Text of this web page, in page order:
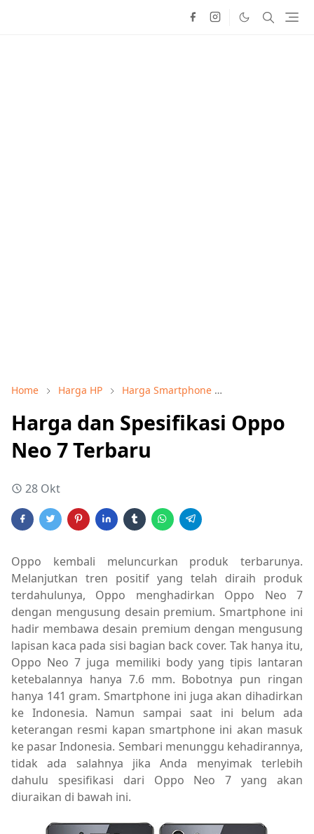
Home Harga HP Harga Smartphone
Harga dan Spesifikasi Oppo
Neo 7 Terbaru
28 Okt
Oppo kembali meluncurkan produk terbarunya.
Melanjutkan tren positif yang telah diraih produk
terdahulunya, Oppo menghadirkan Oppo Neo 7
dengan mengusung desain premium. Smartphone ini
hadir membawa desain premium dengan mengusung
lapisan kaca pada sisi bagian back cover. Tak hanya itu,
Oppo Neo 7 juga memiliki body yang tipis lantaran
ketebalannya hanya 7.6 mm. Bobotnya pun ringan
hanya 141 gram. Smartphone ini juga akan dihadirkan
ke Indonesia. Namun sampai saat ini belum ada
keterangan resmi kapan smartphone ini akan masuk
ke pasar Indonesia. Sembari menunggu kehadirannya,
tidak ada salahnya jika Anda menyimak terlebih
dahulu spesifikasi dari Oppo Neo 7 yang akan
diuraikan di bawah ini.